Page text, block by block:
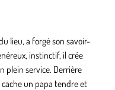
lieu, a forgé son savoir-
instinctif, il crée
plein service. Derrière
un papa tendre et